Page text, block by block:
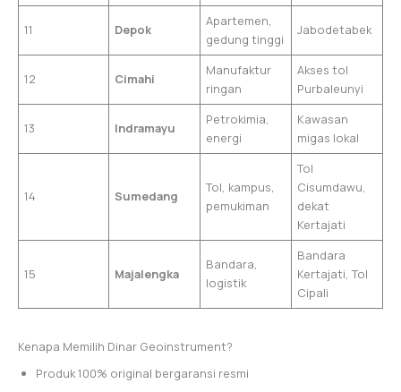
11 Depok
Apartemen,
gedung tinggi
Jabodetabek
12 Cimahi
Manufaktur
ringan
Akses tol
Purbaleunyi
13 Indramayu
Petrokimia,
energi
Kawasan
migas lokal
14 Sumedang
Tol, kampus,
pemukiman
Tol
Cisumdawu,
dekat
Kertajati
15 Majalengka
Bandara,
logistik
Bandara
Kertajati, Tol
Cipali
Kenapa Memilih Dinar Geoinstrument?
Produk 100% original bergaransi resmi